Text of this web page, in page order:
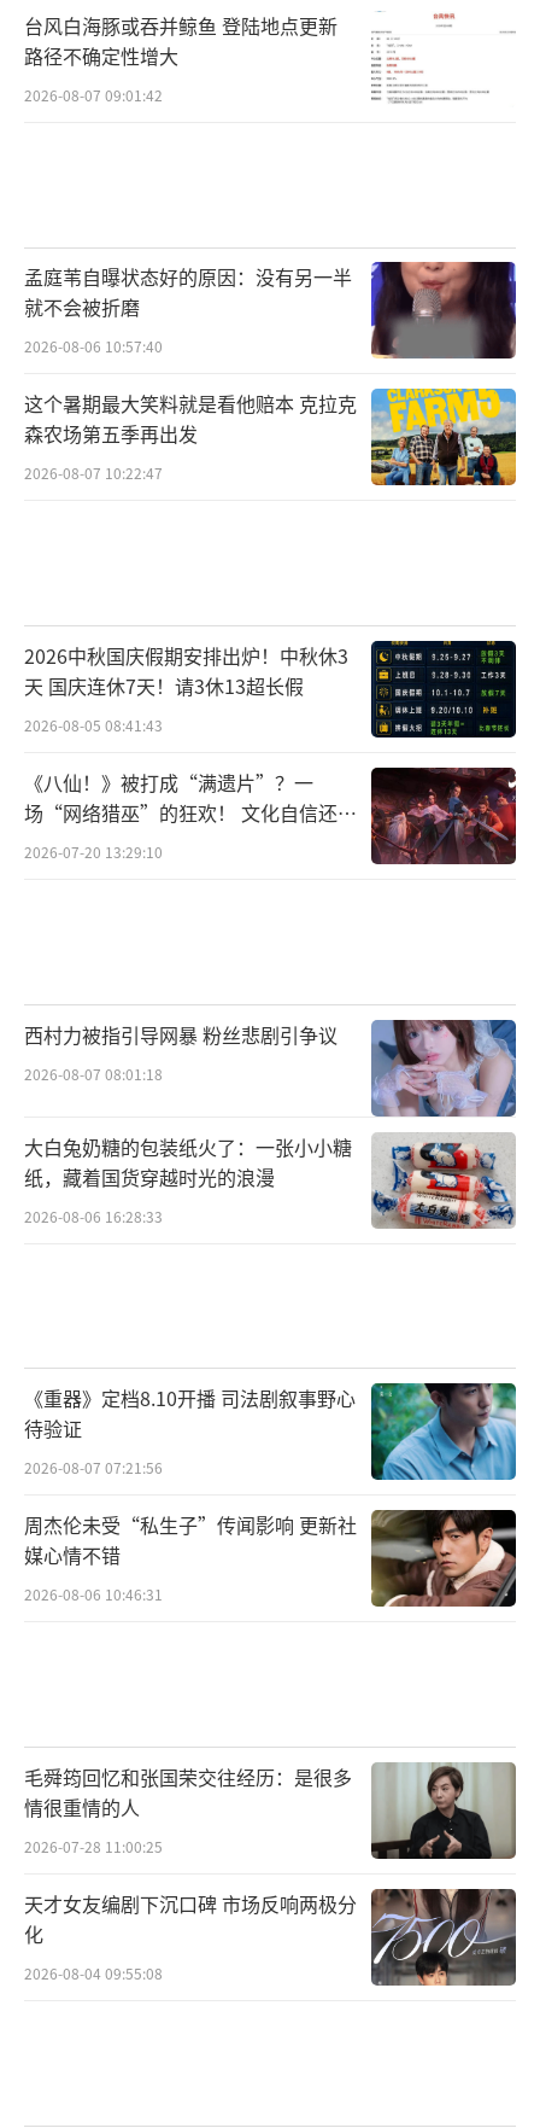
台风白海豚或吞并鲸鱼 登陆地点更新
路径不确定性增大
2026-08-07 09:01:42
孟庭苇自曝状态好的原因：没有另一半
就不会被折磨
2026-08-06 10:57:40
这个暑期最大笑料就是看他赔本 克拉克
森农场第五季再出发
2026-08-07 10:22:47
2026中秋国庆假期安排出炉！中秋休3
天 国庆连休7天！请3休13超长假
2026-08-05 08:41:43
《八仙！》被打成“满遗片”？一
场“网络猎巫”的狂欢！ 文化自信还是
焦虑？
2026-07-20 13:29:10
西村力被指引导网暴 粉丝悲剧引争议
2026-08-07 08:01:18
大白兔奶糖的包装纸火了：一张小小糖
纸，藏着国货穿越时光的浪漫
2026-08-06 16:28:33
《重器》定档8.10开播 司法剧叙事野心
待验证
2026-08-07 07:21:56
周杰伦未受“私生子”传闻影响 更新社
媒心情不错
2026-08-06 10:46:31
毛舜筠回忆和张国荣交往经历：是很多
情很重情的人
2026-07-28 11:00:25
天才女友编剧下沉口碑 市场反响两极分
化
2026-08-04 09:55:08